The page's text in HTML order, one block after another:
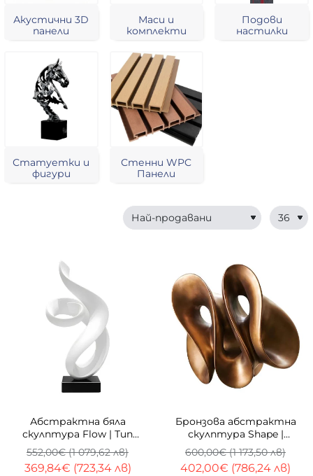
Акустични 3D
панели
Маси и
комплекти
Подови
настилки
Статуетки и
фигури
Стенни WPC
Панели
Абстрактна бяла
скулптура Flow | Тип
спирала | 62cm
369,84€ (723,34 лв)
552,00€ (1 079,62 лв)
Бронзова абстрактна
скулптура Shape |
Преплетени вълни |
42cm
402,00€ (786,24 лв)
600,00€ (1 173,50 лв)